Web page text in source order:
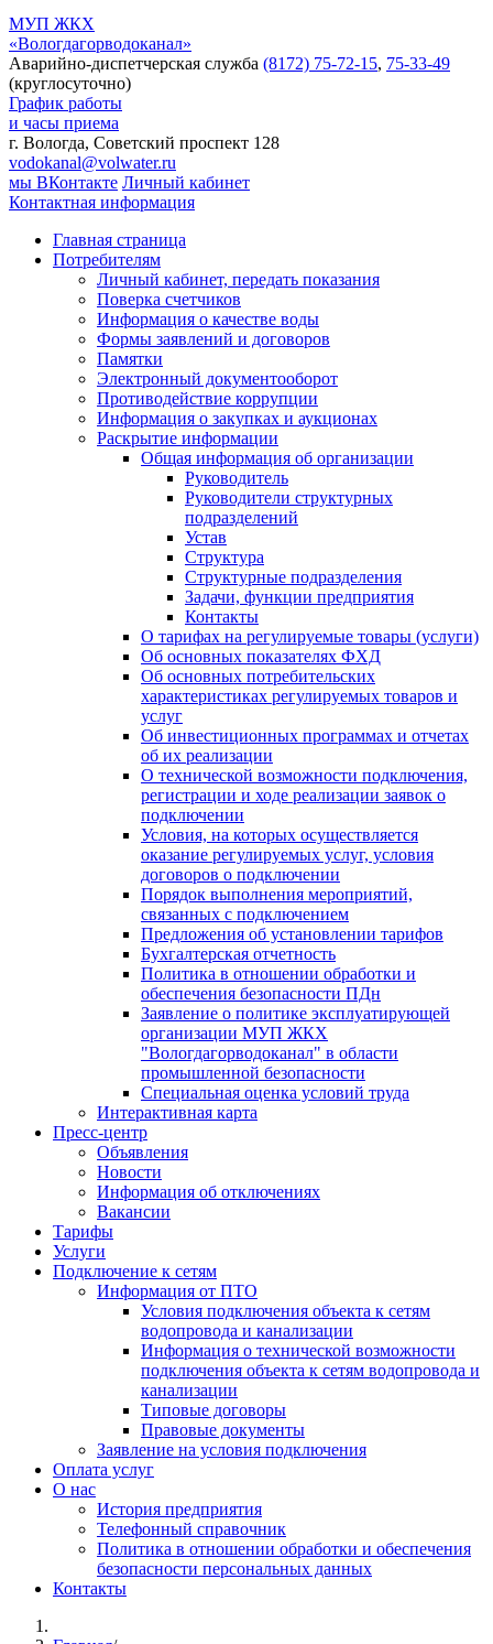
МУП ЖКХ
«Вологдагорводоканал»
Аварийно-диспетчерская служба (8172) 75-72-15, 75-33-49
(круглосуточно)
График работы
и часы приема
г. Вологда, Советский проспект 128
vodokanal@volwater.ru
мы ВКонтакте Личный кабинет
Контактная информация
Главная страница
Потребителям
Личный кабинет, передать показания
Поверка счетчиков
Информация о качестве воды
Формы заявлений и договоров
Памятки
Электронный документооборот
Противодействие коррупции
Информация о закупках и аукционах
Раскрытие информации
Общая информация об организации
Руководитель
Руководители структурных
подразделений
Устав
Структура
Структурные подразделения
Задачи, функции предприятия
Контакты
О тарифах на регулируемые товары (услуги)
Об основных показателях ФХД
Об основных потребительских
характеристиках регулируемых товаров и
услуг
Об инвестиционных программах и отчетах
об их реализации
О технической возможности подключения,
регистрации и ходе реализации заявок о
подключении
Условия, на которых осуществляется
оказание регулируемых услуг, условия
договоров о подключении
Порядок выполнения мероприятий,
связанных с подключением
Предложения об установлении тарифов
Бухгалтерская отчетность
Политика в отношении обработки и
обеспечения безопасности ПДн
Заявление о политике эксплуатирующей
организации МУП ЖКХ
"Вологдагорводоканал" в области
промышленной безопасности
Специальная оценка условий труда
Интерактивная карта
Пресс-центр
Объявления
Новости
Информация об отключениях
Вакансии
Тарифы
Услуги
Подключение к сетям
Информация от ПТО
Условия подключения объекта к сетям
водопровода и канализации
Информация о технической возможности
подключения объекта к сетям водопровода и
канализации
Типовые договоры
Правовые документы
Заявление на условия подключения
Оплата услуг
О нас
История предприятия
Телефонный справочник
Политика в отношении обработки и обеспечения
безопасности персональных данных
Контакты